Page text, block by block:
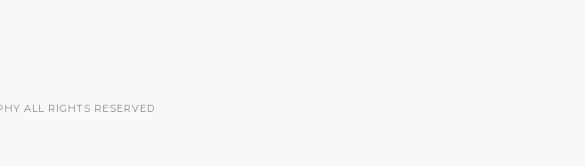
ALL RIGHTS RESERVED